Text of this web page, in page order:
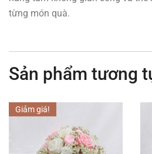
từng món quà.
Sản phẩm tương
Giảm giá!